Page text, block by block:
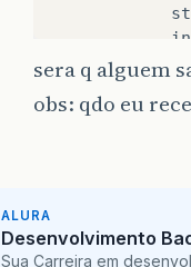
}
e.
for (
sera q alguem
obs: qdo eu
ALURA
Desenvolvimento
Sua Carreira em